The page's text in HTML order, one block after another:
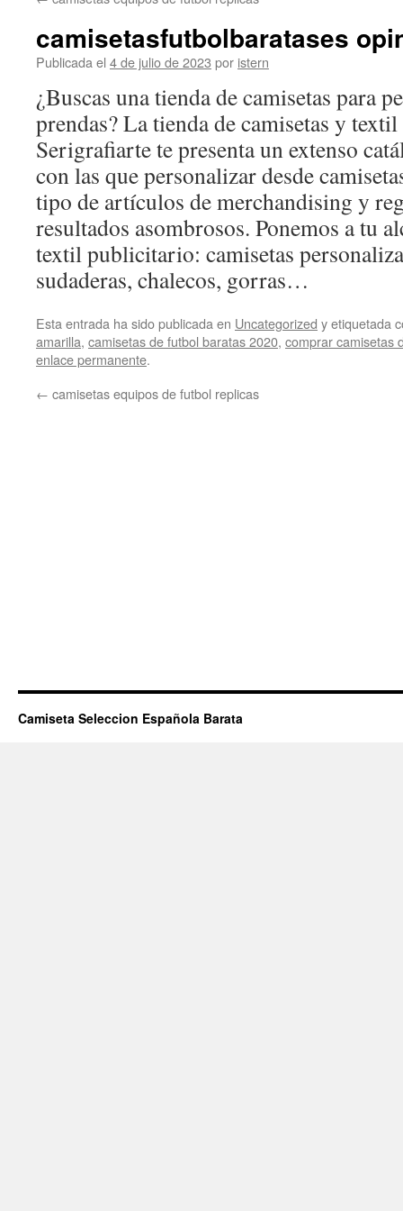
camisetasfutbolbaratases
Publicada el 4 de julio de 2023 por istern
¿Buscas una tienda de camisetas para
prendas? La tienda de camisetas y
Serigrafiarte te presenta un extenso
con las que personalizar desde
tipo de artículos de merchandising y
resultados asombrosos. Ponemos a tu
textil publicitario: camisetas
sudaderas, chalecos, gorras…
Esta entrada ha sido publicada en Uncategorized y etiquetada
amarilla, camisetas de futbol baratas 2020, comprar camisetas
enlace permanente.
← camisetas equipos de futbol replicas
Camiseta Seleccion Española Barata